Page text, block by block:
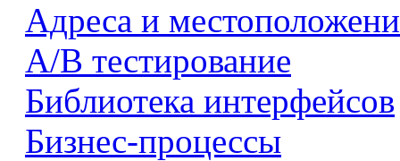
Адреса и
А/В тестирование
Библиотека интерфейсов
Бизнес-процессы